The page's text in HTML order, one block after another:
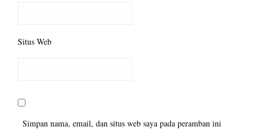
Situs Web
Simpan nama, email, dan situs web saya pada peramban ini